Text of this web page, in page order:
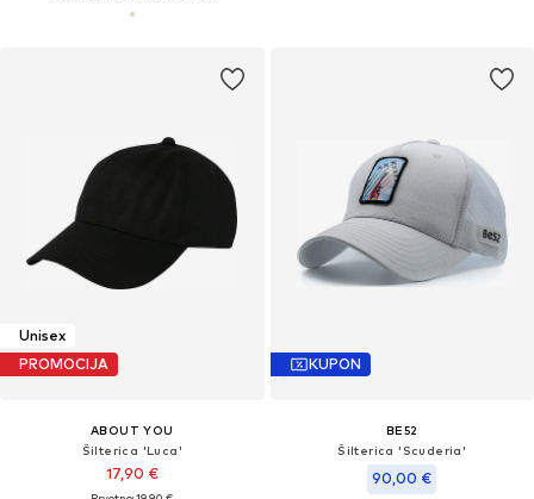
Unisex
PROMOCIJA
ABOUT YOU
Šilterica 'Luca'
17,90 €
KUPON
BE52
Šilterica 'Scuderia'
90,00 €